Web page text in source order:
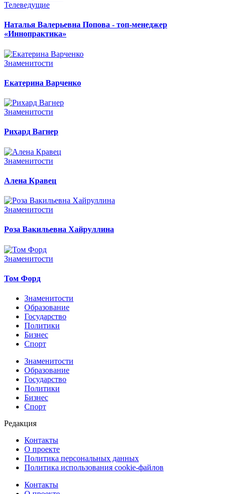
Телеведущие
Наталья Валерьевна Попова - топ-менеджер
«Иннопрактика»
Знаменитости
Екатерина Варченко
Знаменитости
Рихард Вагнер
Знаменитости
Алена Кравец
Знаменитости
Роза Вакильевна Хайруллина
Знаменитости
Том Форд
Знаменитости
Образование
Государство
Политики
Бизнес
Спорт
Знаменитости
Образование
Государство
Политики
Бизнес
Спорт
Редакция
Контакты
О проекте
Политика персональных данных
Политика использования cookie-файлов
Контакты